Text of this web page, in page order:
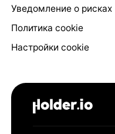
Уведомление о рисках
Политика cookie
Настройки cookie